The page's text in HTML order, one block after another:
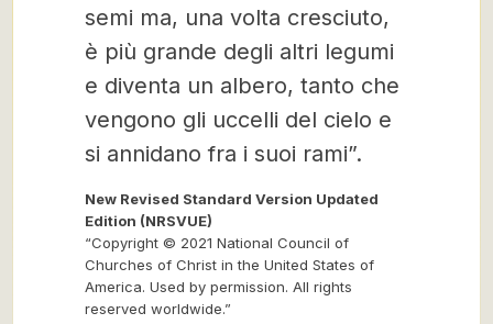
semi ma, una volta cresciuto,
è più grande degli altri legumi
e diventa un albero, tanto che
vengono gli uccelli del cielo e
si annidano fra i suoi rami”.
New Revised Standard Version Updated
Edition (NRSVUE)
“Copyright © 2021 National Council of
Churches of Christ in the United States of
America. Used by permission. All rights
reserved worldwide.”